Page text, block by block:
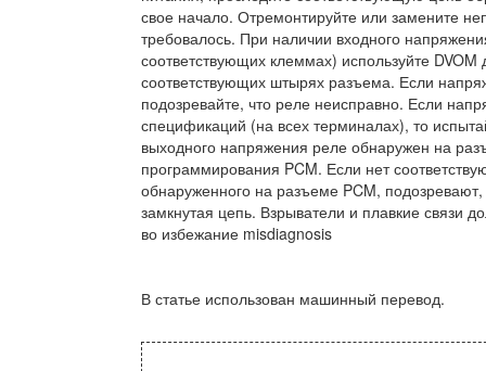
свое начало. Отремонтируйте или замените
требовалось. При наличии входного
соответствующих клеммах) используйте
соответствующих штырях разъема. Если
подозревайте, что реле неисправно. Если
спецификаций (на всех терминалах), то
выходного напряжения реле обнаружен на
программирования PCM. Если нет
обнаруженного на разъеме PCM,
замкнутая цепь. Взрыватели и плавкие связи
во избежание misdiagnosis
В статье использован машинный перевод.